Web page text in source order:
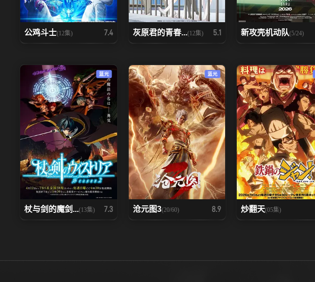
78 79 80
85 86 87
92 93 94
99 100 101
106 107 108
113 114 115
120 121 122
128 129
公鸡斗士(12集) 7.4 灰原君的青春...(12集) 5.1 新攻壳机动队(5/24)
蓝光
杖与剑的魔剑...(13集) 7.3
蓝光
沧元图3(20/60) 8.9 炒翻天(05集)